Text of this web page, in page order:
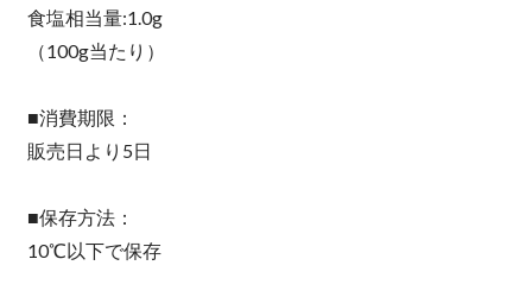
食塩相当量:1.0g
（100g当たり）
■消費期限：
販売日より5日
■保存方法：
10℃以下で保存